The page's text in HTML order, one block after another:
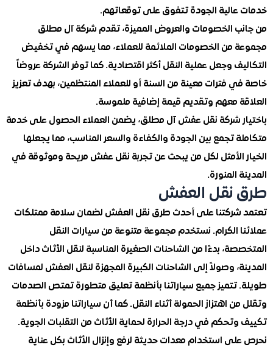
الجودة تتفوق على توقعاتهم.
الخصومات والعروض المميزة، تقدم شركة آل مطلق
من الخصومات الملائمة للعملاء، مما يسهم في تخفيض
وجعل عملية النقل أكثر اقتصادية. كما توفر الشركة عروضاً
فترات معينة من السنة أو للعملاء المنتظمين، بهدف تعزيز
معهم وتقديم قيمة إضافية ملموسة.
شركة نقل عفش آل مطلق، يضمن العملاء الحصول على خدمة
تجمع بين الجودة والكفاءة والسعر المناسب، مما يجعلها
الأمثل لكل من يبحث عن تجربة نقل عفش مريحة وموثوقة في
المنورة.
نقل العفش
شركتنا على أحدث طرق نقل العفش لضمان سلامة ممتلكات
الكرام. نستخدم مجموعة متنوعة من سيارات النقل
بدءًا من الشاحنات الصغيرة المناسبة لنقل الأثاث داخل
وصولاً إلى الشاحنات الكبيرة المجهزة لنقل العفش لمسافات
تتميز جميع سياراتنا بأنظمة تعليق متطورة تمتص الصدمات
اهتزاز الحمولة أثناء النقل. كما أن سياراتنا مزودة بأنظمة
في درجة الحرارة لحماية الأثاث من التقلبات الجوية.
استخدام معدات حديثة لرفع وإنزال الأثاث بكل عناية